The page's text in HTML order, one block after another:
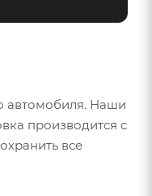
автомобиля. Наши
производится с
все